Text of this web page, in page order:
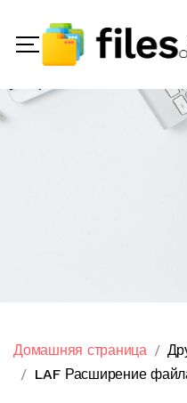
Домашняя страница
LAF Расширение